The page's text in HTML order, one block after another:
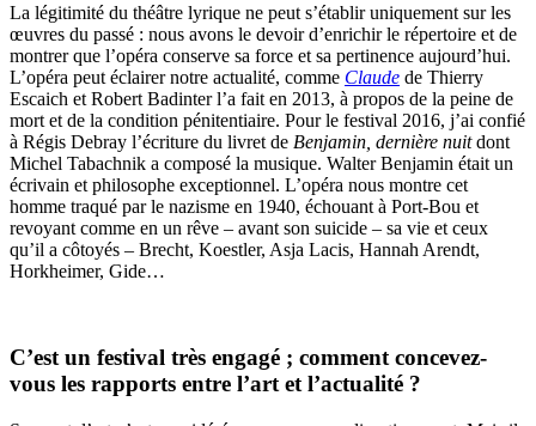
La légitimité du théâtre lyrique ne peut s’établir uniquement sur les
œuvres du passé : nous avons le devoir d’enrichir le répertoire et de
montrer que l’opéra conserve sa force et sa pertinence aujourd’hui.
L’opéra peut éclairer notre actualité, comme Claude de Thierry
Escaich et Robert Badinter l’a fait en 2013, à propos de la peine de
mort et de la condition pénitentiaire. Pour le festival 2016, j’ai confié
à Régis Debray l’écriture du livret de Benjamin, dernière nuitdont
Michel Tabachnik a composé la musique. Walter Benjamin était un
écrivain et philosophe exceptionnel. L’opéra nous montre cet
homme traqué par le nazisme en 1940, échouant à Port-Bou et
revoyant comme en un rêve – avant son suicide – sa vie et ceux
qu’il a côtoyés – Brecht, Koestler, Asja Lacis, Hannah Arendt,
Horkheimer, Gide…
C’est un festival très engagé ; comment concevez-
vous les rapports entre l’art et l’actualité ?